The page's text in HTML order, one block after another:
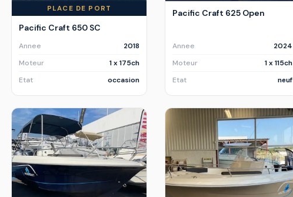
PLACE DE PORT
Pacific Craft 650 SC
Annee
2018
Moteur
1 x 175ch
Etat
occasion
Pacific Craft 625 Open
Annee
2024
Moteur
1 x 115ch
Etat
neuf